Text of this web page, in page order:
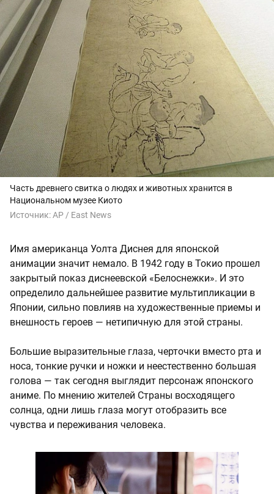
Часть древнего свитка о людях и животных хранится в
Национальном музее Киото
Источник:AP / East News
Имя американца Уолта Диснея для японской
анимации значит немало. В 1942 году в Токио прошел
закрытый показ диснеевской «Белоснежки». И это
определило дальнейшее развитие мультипликации в
Японии, сильно повлияв на художественные приемы и
внешность героев — нетипичную для этой страны.
Большие выразительные глаза, черточки вместо рта и
носа, тонкие ручки и ножки и неестественно большая
голова — так сегодня выглядит персонаж японского
аниме. По мнению жителей Страны восходящего
солнца, одни лишь глаза могут отобразить все
чувства и переживания человека.